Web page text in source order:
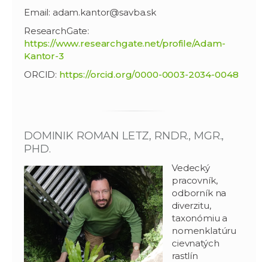
Email: adam.kantor@savba.sk
ResearchGate:
https://www.researchgate.net/profile/Adam-
Kantor-3
ORCID: https://orcid.org/0000-0003-2034-0048
DOMINIK ROMAN LETZ, RNDR., MGR.,
PHD.
Vedecký
pracovník,
odborník na
diverzitu,
taxonómiu a
nomenklatúru
cievnatých
rastlín